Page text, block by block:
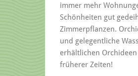
immer mehr
Schönheiten gut
Zimmerpflanzen.
und gelegentliche
erhältlichen
früherer Zeiten!